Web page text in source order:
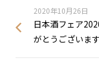
2020年10月26日
日本酒フェア
がとうございます